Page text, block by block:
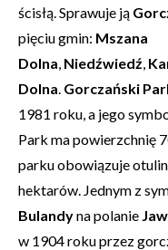
ścisłą. Sprawuje ją
pięciu gmin: Mszana
Dolna, Niedźwiedź,
Dolna. Gorczański
1981 roku, a jego
Park ma powierzchnię
parku obowiązuje
hektarów. Jednym z
Bulandyna polanie
w 1904 roku przez